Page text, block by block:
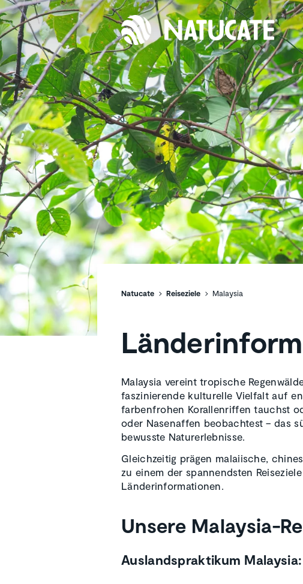
Natucate Reiseziele Malaysia
Malaysia vereint tropische
faszinierende kulturelle Vielfalt auf
farbenfrohen Korallenriffen tauchst
oder Nasenaffen beobachtest – das
bewusste Naturerlebnisse.
Gleichzeitig prägen malaiische,
zu einem der spannendsten
Länderinformationen.
Unsere Malaysia-
Auslandspraktikum Malaysia: